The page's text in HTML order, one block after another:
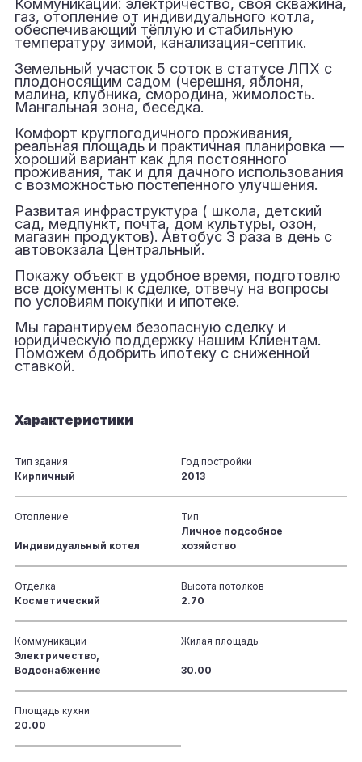
Коммуникации: электричество, своя скважина,
газ, отопление от индивидуального котла,
обеспечивающий тёплую и стабильную
температуру зимой, канализация-септик.
Земельный участок 5 соток в статусе ЛПХ с
плодоносящим садом (черешня, яблоня,
малина, клубника, смородина, жимолость.
Мангальная зона, беседка.
Комфорт круглогодичного проживания,
реальная площадь и практичная планировка —
хороший вариант как для постоянного
проживания, так и для дачного использования
с возможностью постепенного улучшения.
Развитая инфраструктура ( школа, детский
сад, медпункт, почта, дом культуры, озон,
магазин продуктов). Автобус 3 раза в день с
автовокзала Центральный.
Покажу объект в удобное время, подготовлю
все документы к сделке, отвечу на вопросы
по условиям покупки и ипотеке.
Мы гарантируем безопасную сделку и
юридическую поддержку нашим Клиентам.
Поможем одобрить ипотеку с сниженной
ставкой.
Характеристики
Тип здания
Кирпичный
Год постройки
2013
Отопление
Индивидуальный котел
Тип
Личное подсобное
хозяйство
Отделка
Косметический
Высота потолков
2.70
Коммуникации
Электричество,
Водоснабжение
Жилая площадь
30.00
Площадь кухни
20.00